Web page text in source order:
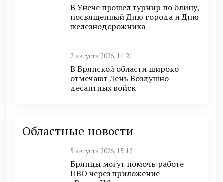
В Унече прошел турнир по блицу,
посвященный Дню города и Дню
железнодорожника
2 августа 2026, 11:21
В Брянской области широко
отмечают День Воздушно
десантных войск
Областные новости
5 августа 2026, 15:12
Брянцы могут помочь работе
ПВО через приложение